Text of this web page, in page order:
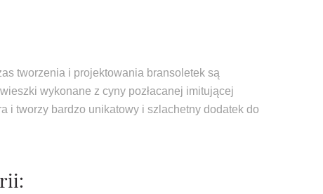
tworzenia i projektowania bransoletek są
wykonane z cyny pozłacanej imitującej
i tworzy bardzo unikatowy i szlachetny dodatek do